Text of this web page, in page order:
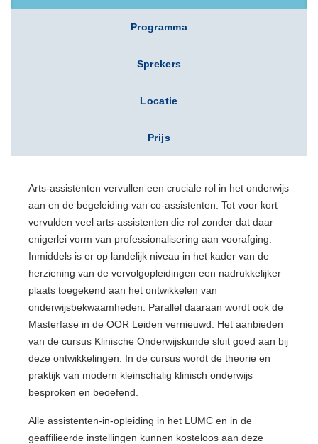
Programma
Sprekers
Locatie
Prijs
Arts-assistenten vervullen een cruciale rol in het onderwijs
aan en de begeleiding van co-assistenten. Tot voor kort
vervulden veel arts-assistenten die rol zonder dat daar
enigerlei vorm van professionalisering aan voorafging.
Inmiddels is er op landelijk niveau in het kader van de
herziening van de vervolgopleidingen een nadrukkelijker
plaats toegekend aan het ontwikkelen van
onderwijsbekwaamheden. Parallel daaraan wordt ook de
Masterfase in de OOR Leiden vernieuwd. Het aanbieden
van de cursus Klinische Onderwijskunde sluit goed aan bij
deze ontwikkelingen. In de cursus wordt de theorie en
praktijk van modern kleinschalig klinisch onderwijs
besproken en beoefend.
Alle assistenten-in-opleiding in het LUMC en in de
geaffilieerde instellingen kunnen kosteloos aan deze